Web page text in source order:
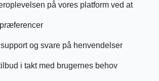
på vores platform ved at
og svare på henvendelser
i takt med brugernes behov